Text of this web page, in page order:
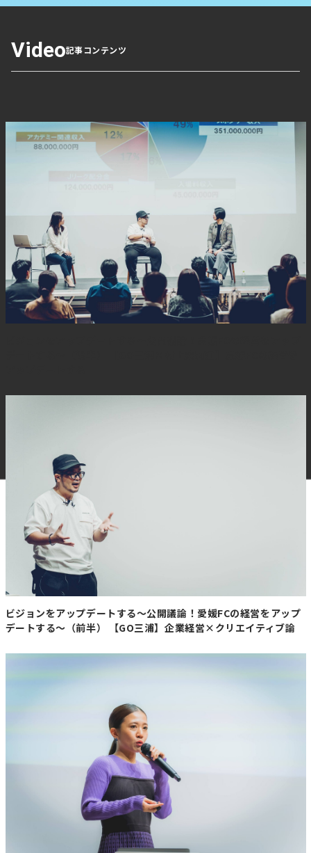
度々、メディアに出る余市町と斎藤町長の取り組みですが
道内のワイナリーの3割が同町というのはすごいですね。
ろを繋いで面にしていくプロセスは他の地域はもちろん、
企業でも参考になる取り組みだと感じます。
【北海道ニュース】欧州から観光客呼
で誘致イベント 道など、自然や文化
PR
https://www.nikkei.com/article/
【要約】
課題と現状
欧州からの宿泊客は全体の1%台にとどまり、独英仏3カ国
では1.2%。一方でアジアからの観光客は81%と偏ってい
る。直行便はコロナ禍で休止後再開しておらず、国内線や
新幹線の利便性で補う方針。
今後の展望
欧州の観光地がオーバーツーリズムに悩む中、北海道は持
続可能でゆったりと過ごせる地域として売り込みを強化。
増やす狙い。
【コメント】
確かに欧米が足りないのが長年課題ではありますが、現実
実。オーストラリアなども含んでこのエリアでも富裕層な
どを取り込むポテンシャルはまだまだあると思います。そ
の方が効率的かと。
【北海道ニュース】さようなら、帯広
「ふじまるビル」 解体開始、新店舗開
業へ一歩 27年夏に完了
Video記事コンテンツ
ビジョンをアップデートする～公開議論！愛媛FCの経営をアップ
デートする～（前半） 【GO三浦】企業経営×クリエイティブ論